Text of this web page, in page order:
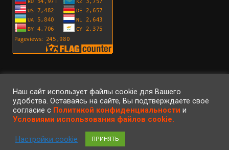
Условия использования файлов cookie
Вход Регистрация
©2023 • ArteFaktor • Все права защищены • Использование материалов
сайта регулируется законом об авторском праве •
Наш сайт использует файлы cookie для Вашего
удобства. Оставаясь на сайте, Вы подтверждаете своё
согласие с Политикой конфиденциальности и
Условиями использования файлов cookie.
Настройки cookie ПРИНЯТЬ